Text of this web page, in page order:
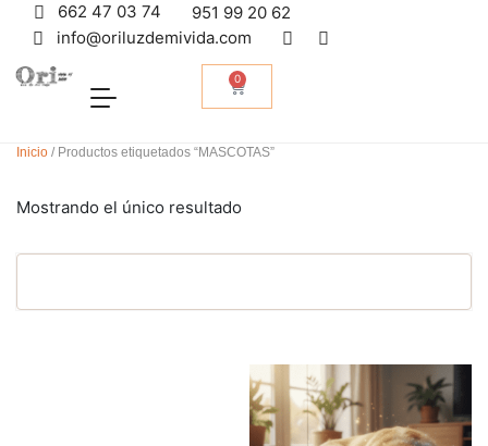
662 47 03 74
951 99 20 62
info@oriluzdemivida.com
0
Inicio / Productos etiquetados “MASCOTAS”
Mostrando el único resultado